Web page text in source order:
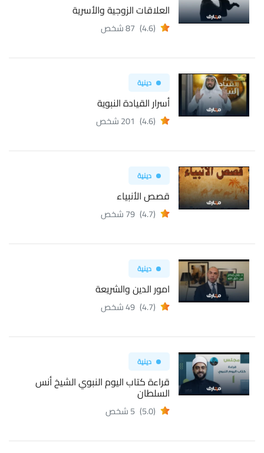
العلاقات الزوجية والأسرية
(4.6) 87 شخص
دينية
أسرار القيادة النبوية
(4.6) 201 شخص
دينية
قصص الأنبياء
(4.7) 79 شخص
دينية
امور الدين والشريعة
(4.7) 49 شخص
دينية
قراءة كتاب اليوم النبوي الشيخ أنس
السلطان
(5.0) 5 شخص